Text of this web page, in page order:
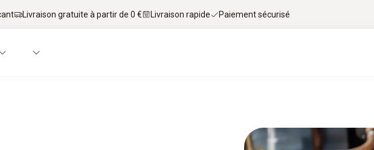
Livraison gratuite à partir de 0 € Livraison rapide Paiement sécurisé